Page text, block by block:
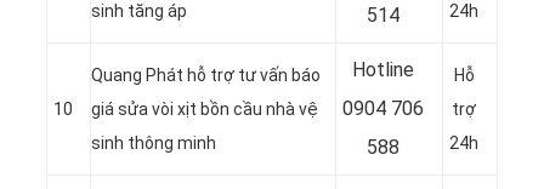
sinh tăng áp
514
24h
10
Quang Phát hỗ trợ tư vấn báo
giá sửa vòi xịt bồn cầu nhà vệ
sinh thông minh
Hotline
0904 706
588
Hỗ
trợ
24h